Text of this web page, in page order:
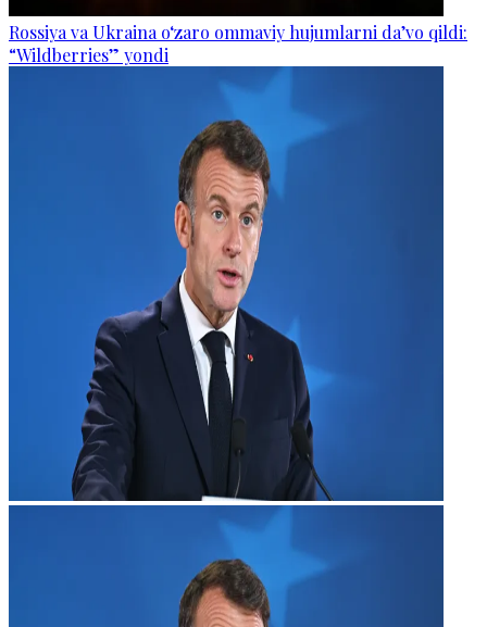
Rossiya va Ukraina o‘zaro ommaviy hujumlarni da’vo qildi:
“Wildberries” yondi